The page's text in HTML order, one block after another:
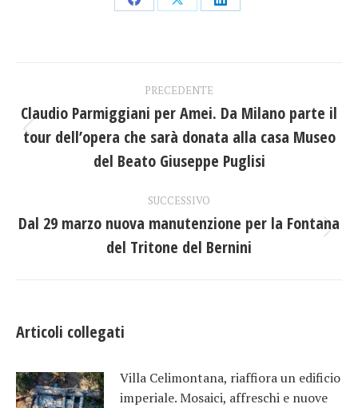
CondividiCondividiCondividi
tra
PRECEDENTE
Post
precedente:
Claudio Parmiggiani per Amei. Da Milano parte il
tour dell’opera che sarà donata alla casa Museo
del Beato Giuseppe Puglisi
SUCCESSIVO
Prossimo
post:
Dal 29 marzo nuova manutenzione per la Fontana
del Tritone del Bernini
Articoli collegati
Villa Celimontana, riaffiora un edificio
imperiale. Mosaici, affreschi e nuove